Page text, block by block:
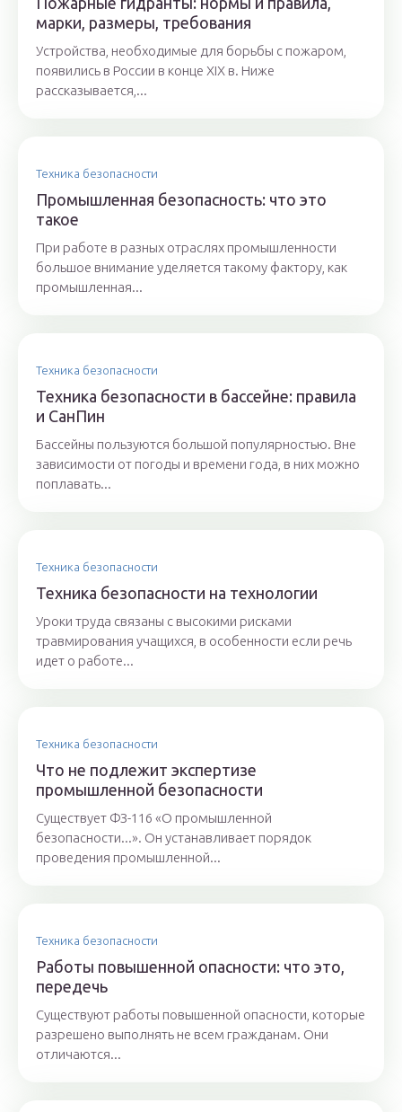
марки, размеры, требования
Устройства, необходимые для борьбы с пожаром,
появились в России в конце XIX в. Ниже
рассказывается,...
Техника безопасности
Промышленная безопасность: что это
такое
При работе в разных отраслях промышленности
большое внимание уделяется такому фактору, как
промышленная...
Техника безопасности
Техника безопасности в бассейне: правила
и СанПин
Бассейны пользуются большой популярностью. Вне
зависимости от погоды и времени года, в них можно
поплавать...
Техника безопасности
Техника безопасности на технологии
Уроки труда связаны с высокими рисками
травмирования учащихся, в особенности если речь
идет о работе...
Техника безопасности
Что не подлежит экспертизе
промышленной безопасности
Существует ФЗ-116 «О промышленной
безопасности...». Он устанавливает порядок
проведения промышленной...
Техника безопасности
Работы повышенной опасности: что это,
передечь
Существуют работы повышенной опасности, которые
разрешено выполнять не всем гражданам. Они
отличаются...